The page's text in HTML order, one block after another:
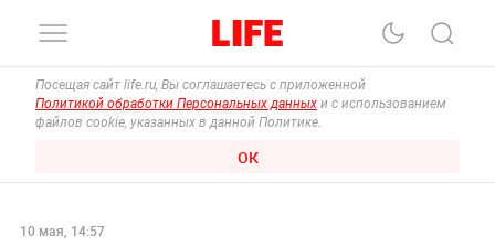
Посещая сайт life.ru, Вы соглашаетесь с приложенной
Политикой обработки Персональных данных и с использованием
файлов cookie, указанных в данной Политике.
ОК
10 мая, 14:57